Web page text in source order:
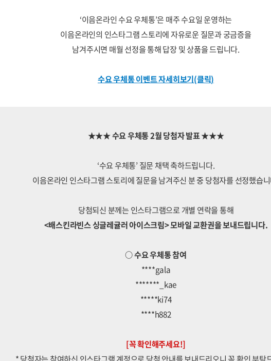
‘이음온라인 수요 우체통’은 매주 수요일 운영하는
이음온라인의 인스타그램 스토리에 자유로운 질문과 궁금증을
남겨주시면 매월 선정을 통해 답장 및 상품을 드립니다.
수요 우체통 이벤트 자세히보기(클릭)
★★★ 수요 우체통 2월 당첨자 발표 ★★★
‘수요 우체통’ 질문 채택 축하드립니다.
이음온라인 인스타그램 스토리에 질문을 남겨주신 분 중 당첨자를 선정했습
당첨되신 분께는 인스타그램으로 개별 연락을 통해
<배스킨라빈스 싱글레귤러 아이스크림> 모바일 교환권을 보내드립니다.
○ 수요 우체통 참여
****gala
*******_kae
*****ki74
****h882
[꼭 확인해주세요!]
* 당첨자는 참여하신 인스타그램 계정으로 당첨 안내를 보내드리오니 꼭 확인 부탁